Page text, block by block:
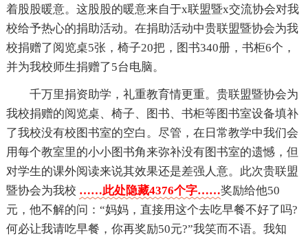
着股股暖意。这股股的暖意来自于x联盟暨x交流协会对我
校给予热心的捐助活动。在捐助活动中贵联盟暨协会为我
校捐赠了阅览桌5张，椅子20把，图书340册，书柜6个，
并为我校师生捐赠了5台电脑。
千万里捐资助学，礼重教育情更重。贵联盟暨协会为
我校捐赠的阅览桌、椅子、图书、书柜等图书室设备填补
了我校没有校图书室的空白。尽管，在日常教学中我们会
用每个教室里的小小图书角来弥补没有图书室的遗憾，但
对学生的课外阅读来说其效果还是差强人意。此次贵联盟
暨协会为我校 ……此处隐藏4376个字……奖励给他50
元，他不解的问：“妈妈，直接用这个去吃早餐不好了吗?
何必让我请吃早餐，你再奖励50元?”我笑而不语。我知